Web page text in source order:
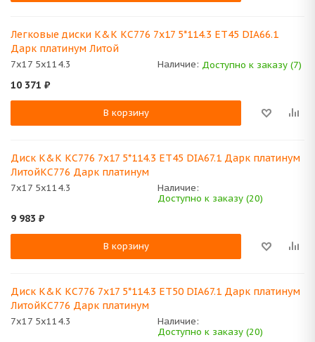
Легковые диски K&K КС776 7x17 5*114.3 ET45 DIA66.1
Дарк платинум Литой
7x17 5x114.3 Наличие: Доступно к заказу (7)
10 371 ₽
В корзину
Диск K&K КС776 7x17 5*114.3 ET45 DIA67.1 Дарк платинум
ЛитойКС776 Дарк платинум
7x17 5x114.3
Наличие:
Доступно к заказу (20)
9 983 ₽
В корзину
Диск K&K КС776 7x17 5*114.3 ET50 DIA67.1 Дарк платинум
ЛитойКС776 Дарк платинум
7x17 5x114.3
Наличие:
Доступно к заказу (20)